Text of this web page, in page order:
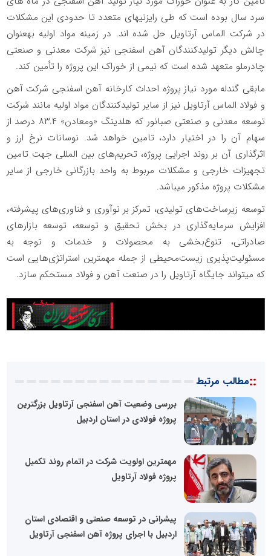
سرد سال بوده است که طی رایزنی­های متعدد تا حدودی این مشکلات
در شرکت الماس آرتاویل حل شده ­اند. در زمینه مواد اولیه به­عنوان
چالش دیگر تولیدکنندگان آهن اسفنجی نیز شرکت معدنی و صنعتی
چادرملو متعهد شده است که نیمی از خوراک این پروژه را تأمین کند.
مابقی گندله مورد نیاز پروژه احداث کارخانه آهن اسفنجی شرکت آهن
و فولاد الماس آرتاویل نیز از سایر تولیدکنندگان مواد اولیه مانند شرکت
توسعه معدنی و صنعتی صبانور که هلدینگ «ومعادن» ۸۳.۴ درصد از
سهام آن را در اختیار دارد، تامین خواهد شد. نوسانات نرخ ارز و
اثرگذاری آن بر روند اجرایی پروژه، تحریم‌های بین المللی جهت تامین
تجهیزات خارجی و مشکلات مربوط به واحد بازرگانی خارجی از سایر
مشکلات پروژه مذکور می­باشد.
توسعه زیرساخت‌های تولیدی، تمرکز بر نوآوری و فناوری‌های پیشرفته،
افزایش سرمایه‌گذاری در بخش تحقیق و توسعه، توسعه بازارهای
صادراتی، تنوع‌بخشی به محصولات و خدمات و توجه به
مسئولیت‌پذیری زیست‌محیطی از جمله مهمترین استراتژی­‌هایی است
که می­تواند جایگاه آرتاویل را در صنعت آهن و فولاد مستحکم سازد.
::مطالب مرتبط
بررسی وضعیت آهن اسفنجی آرتاویل بزرگترین
پروژه فولادی در استان اردبیل
مهمترین اولویت شرکت در اتمام روند تکمیل
پروژه فولاد آرتاویل
پیشرانی در توسعه صنعتی و اقتصادی استان
اردبیل با اجرای پروژه آهن اسفنجی آرتاویل